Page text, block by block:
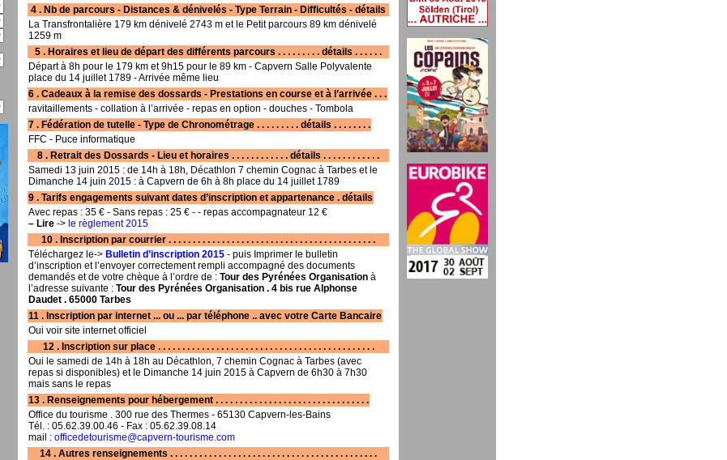
4 . Nb de parcours - Distances & dénivelés - Type Terrain - Difficultés - détails
La Transfrontalière 179 km dénivelé 2743 m et le Petit parcours 89 km dénivelé
1259 m
5 . Horaires et lieu de départ des différents parcours . . . . . . . . . détails . . . . . .
Départ à 8h pour le 179 km et 9h15 pour le 89 km - Capvern Salle Polyvalente
place du 14 juillet 1789 - Arrivée même lieu
6 . Cadeaux à la remise des dossards - Prestations en course et à l’arrivée . . .
ravitaillements - collation à l’arrivée - repas en option - douches - Tombola
7 . Fédération de tutelle - Type de Chronométrage . . . . . . . . . détails . . . . . . . .
FFC - Puce informatique
8 . Retrait des Dossards - Lieu et horaires . . . . . . . . . . . . détails . . . . . . . . . . . .
Samedi 13 juin 2015 : de 14h à 18h, Décathlon 7 chemin Cognac à Tarbes et le
Dimanche 14 juin 2015 : à Capvern de 6h à 8h place du 14 juillet 1789
9 . Tarifs engagements suivant dates d’inscription et appartenance . détails
Avec repas : 35 € - Sans repas : 25 € - - repas accompagnateur 12 €
– Lire -> le règlement 2015
10 . Inscription par courrier . . . . . . . . . . . . . . . . . . . . . . . . . . . . . . . . . . . . . . . . . . .
Téléchargez le-> Bulletin d’inscription 2015 - puis Imprimer le bulletin
d’inscription et l’envoyer correctement rempli accompagné des documents
demandés et de votre chèque à l’ordre de : Tour des Pyrénées Organisation à
l’adresse suivante : Tour des Pyrénées Organisation . 4 bis rue Alphonse
Daudet . 65000 Tarbes
11 . Inscription par internet ... ou ... par téléphone .. avec votre Carte Bancaire
Oui voir site internet officiel
12 . Inscription sur place . . . . . . . . . . . . . . . . . . . . . . . . . . . . . . . . . . . . . . . . . . . . .
Oui le samedi de 14h à 18h au Décathlon, 7 chemin Cognac à Tarbes (avec
repas si disponibles) et le Dimanche 14 juin 2015 à Capvern de 6h30 à 7h30
mais sans le repas
13 . Renseignements pour hébergement . . . . . . . . . . . . . . . . . . . . . . . . . . . . . . . .
Office du tourisme . 300 rue des Thermes - 65130 Capvern-les-Bains
Tél. : 05.62.39.00.46 - Fax : 05.62.39.08.14
mail : officedetourisme@capvern-tourisme.com
14 . Autres renseignements . . . . . . . . . . . . . . . . . . . . . . . . . . . . . . . . . . . . . . . . . . .